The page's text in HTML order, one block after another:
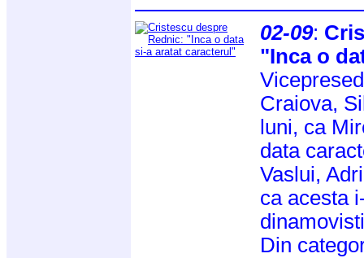
02-09:
"Inca o
Craiova,
luni, ca
data
Vaslui,
ca acesta
Din